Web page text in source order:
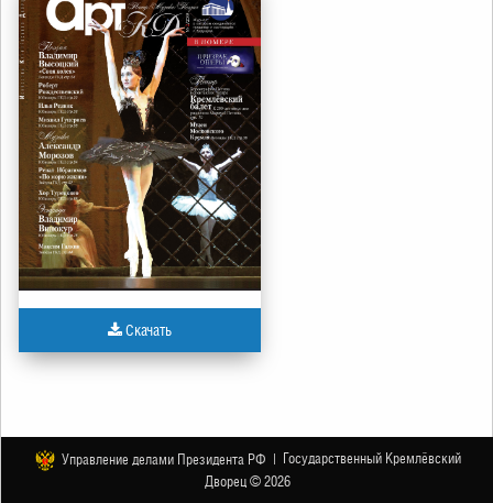
Скачать
Управление делами Президента РФ | Государственный Кремлёвский
Дворец © 2026